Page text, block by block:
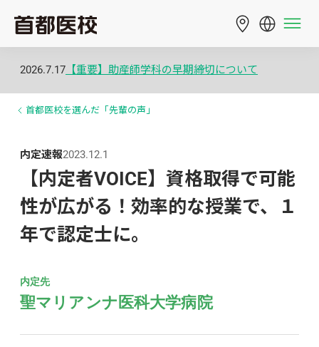
2026.7.17 【重要】助産師学科の早期締切について
首都医校を選んだ「先輩の声」
内定速報2023.12.1
【内定者VOICE】資格取得で可能
性が広がる！効率的な授業で、１
年で認定士に。
内定先
聖マリアンナ医科大学病院